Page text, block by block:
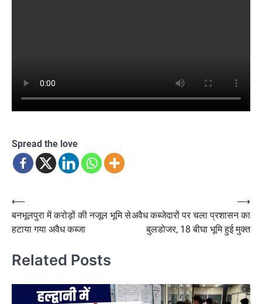
Spread the love
Post
navigation
⟵
बनभूलपुरा में करोड़ों की नजूल भूमि से
हटाया गया अवैध कब्जा
अवैध कब्जेदारों पर चला प्रशासन का
बुलडोजर, 18 बीघा भूमि हुई मुक्त
⟶
Related Posts